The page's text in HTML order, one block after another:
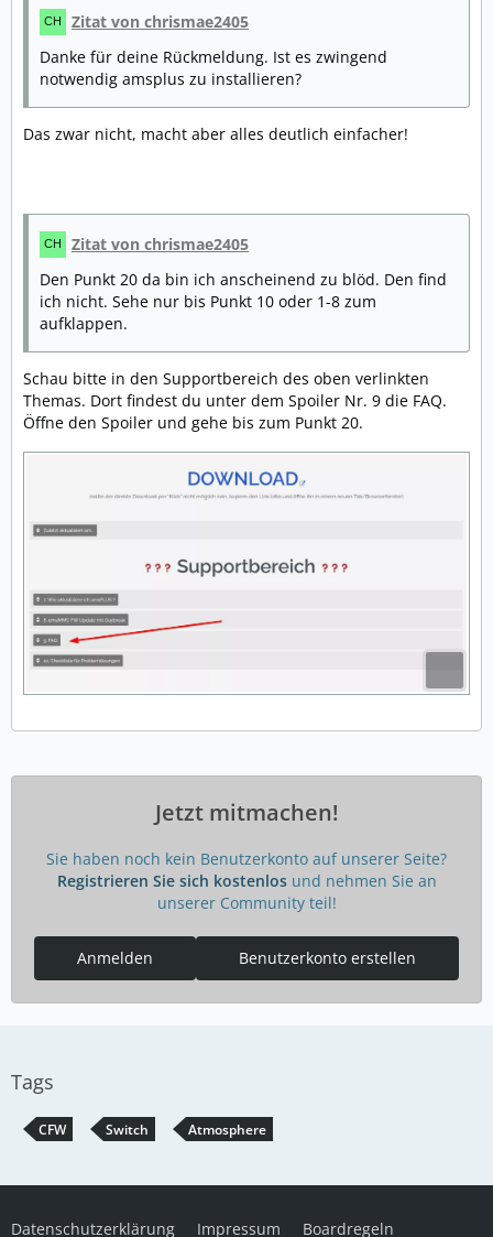
Zitat von chrismae2405
Danke für deine Rückmeldung. Ist es zwingend
notwendig amsplus zu installieren?
Das zwar nicht, macht aber alles deutlich einfacher!
Zitat von chrismae2405
Den Punkt 20 da bin ich anscheinend zu blöd. Den find
ich nicht. Sehe nur bis Punkt 10 oder 1-8 zum
aufklappen.
Schau bitte in den Supportbereich des oben verlinkten
Themas. Dort findest du unter dem Spoiler Nr. 9 die FAQ.
Öffne den Spoiler und gehe bis zum Punkt 20.
Jetzt mitmachen!
Sie haben noch kein Benutzerkonto auf unserer Seite?
Registrieren Sie sich kostenlosund nehmen Sie an
unserer Community teil!
Benutzerkonto erstellen
Anmelden
Tags
CFW Switch Atmosphere
Datenschutzerklärung Impressum Boardregeln